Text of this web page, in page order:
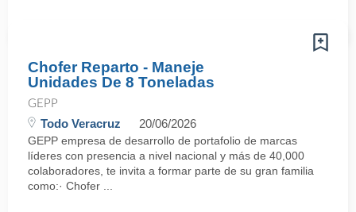
Chofer Reparto - Maneje
Unidades De 8 Toneladas
GEPP
Todo Veracruz 20/06/2026
GEPP empresa de desarrollo de portafolio de marcas
líderes con presencia a nivel nacional y más de 40,000
colaboradores, te invita a formar parte de su gran familia
como:· Chofer ...